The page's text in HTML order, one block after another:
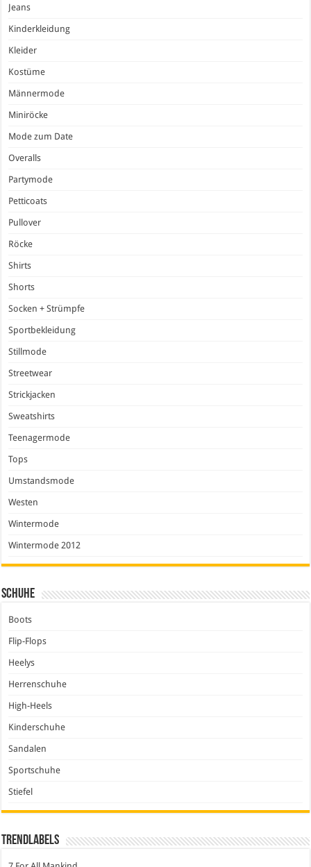
Jeans
Kinderkleidung
Kleider
Kostüme
Männermode
Miniröcke
Mode zum Date
Overalls
Partymode
Petticoats
Pullover
Röcke
Shirts
Shorts
Socken + Strümpfe
Sportbekleidung
Stillmode
Streetwear
Strickjacken
Sweatshirts
Teenagermode
Tops
Umstandsmode
Westen
Wintermode
Wintermode 2012
Schuhe
Boots
Flip-Flops
Heelys
Herrenschuhe
High-Heels
Kinderschuhe
Sandalen
Sportschuhe
Stiefel
Trendlabels